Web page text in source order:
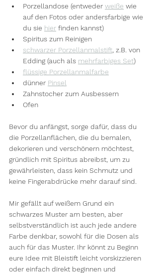
Porzellandose (entweder weiße wie
auf den Fotos oder andersfarbige wie
du sie hier finden kannst)
Spiritus zum Reinigen
schwarzer Porzellanmalstift, z.B. von
Edding (auch als mehrfarbiges Set)
flüssige Porzellanmalfarbe
dünner Pinsel
Zahnstocher zum Ausbessern
Ofen
Bevor du anfängst, sorge dafür, dass du
die Porzellanflächen, die du bemalen,
dekorieren und verschönern möchtest,
gründlich mit Spiritus abreibst, um zu
gewährleisten, dass kein Schmutz und
keine Fingerabdrücke mehr darauf sind.
Mir gefällt auf weißem Grund ein
schwarzes Muster am besten, aber
selbstverständlich ist auch jede andere
Farbe denkbar, sowohl für die Dosen als
auch für das Muster. Ihr könnt zu Beginn
eure Idee mit Bleistift leicht vorskizzieren
oder einfach direkt beginnen und